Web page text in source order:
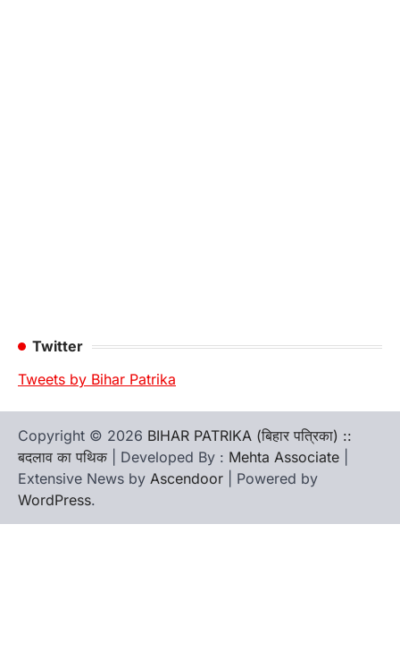
Twitter
Tweets by Bihar Patrika
Copyright © 2026 BIHAR PATRIKA (बिहार पत्रिका) ::
बदलाव का पथिक | Developed By : Mehta Associate
Extensive News by Ascendoor | Powered by
WordPress.